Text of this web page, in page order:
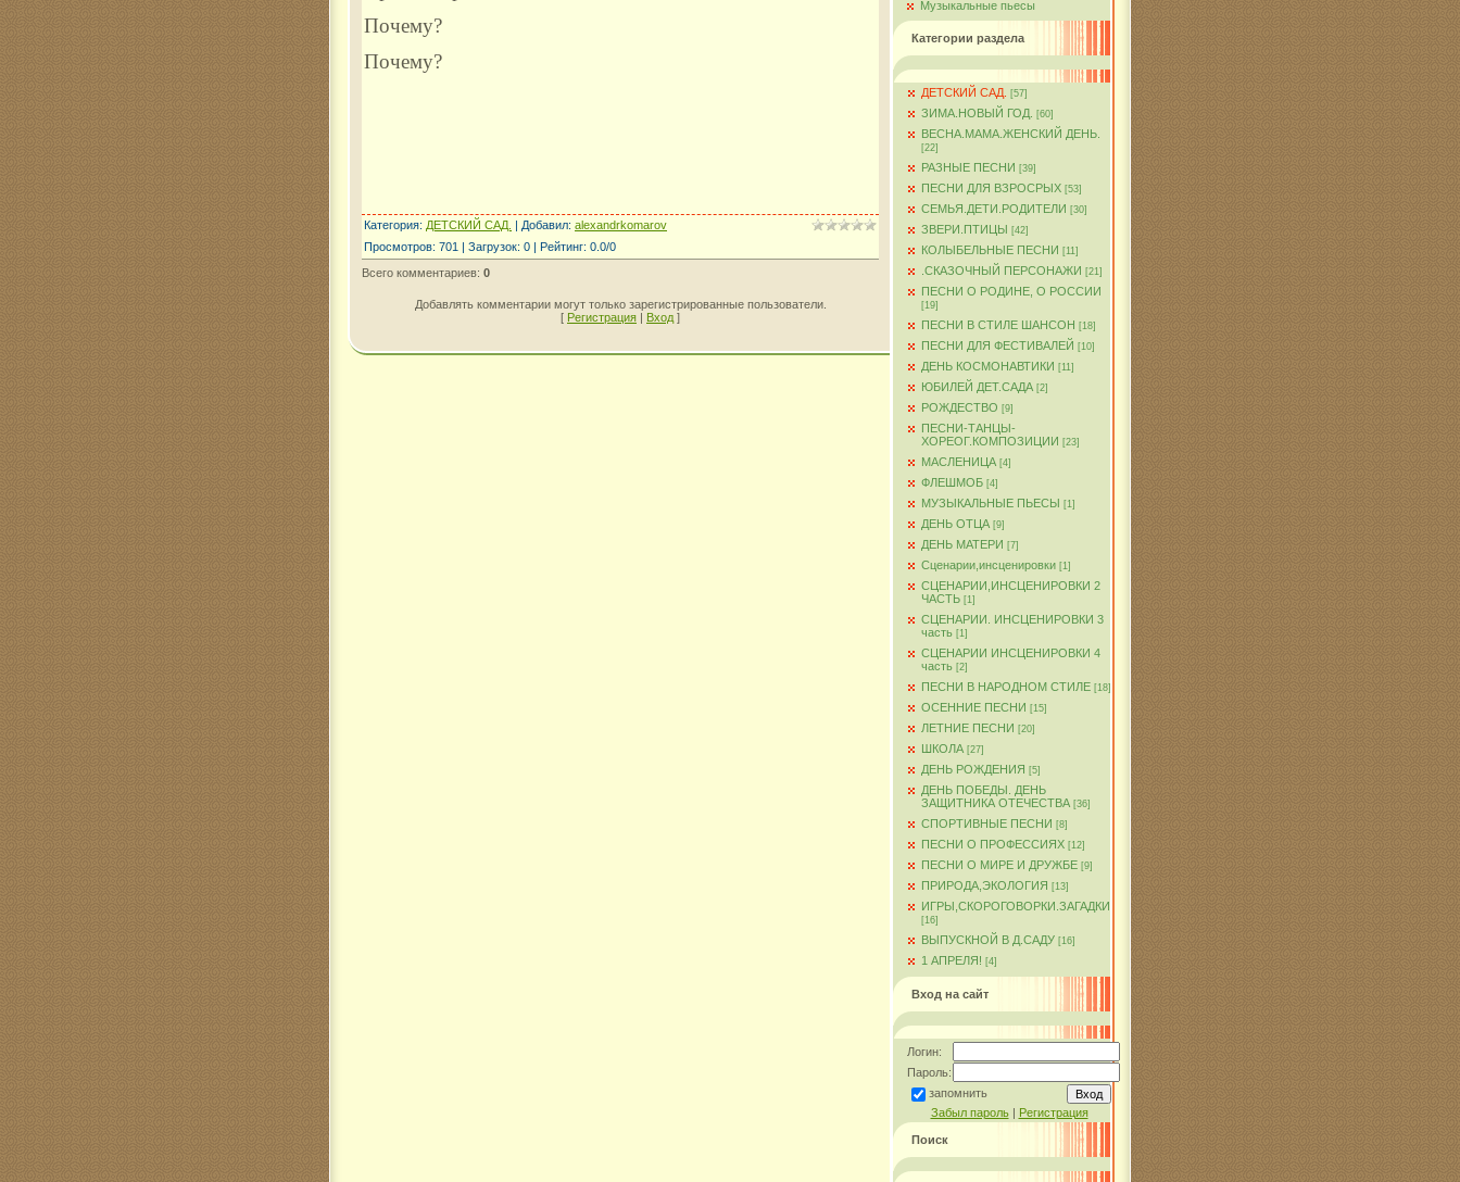
Почему?
Почему?
Категория: ДЕТСКИЙ САД. | Добавил: alexandrkomarov
Просмотров: 701 | Загрузок: 0 | Рейтинг: 0.0/0
Всего комментариев: 0
Добавлять комментарии могут только зарегистрированные пользователи.
[ Регистрация | Вход ]
Музыкальные пьесы
Категории раздела
ДЕТСКИЙ САД. [57]
ЗИМА.НОВЫЙ ГОД. [60]
ВЕСНА.МАМА.ЖЕНСКИЙ ДЕНЬ.
[22]
РАЗНЫЕ ПЕСНИ [39]
ПЕСНИ ДЛЯ ВЗРОСРЫХ [53]
СЕМЬЯ.ДЕТИ.РОДИТЕЛИ [30]
ЗВЕРИ.ПТИЦЫ [42]
КОЛЫБЕЛЬНЫЕ ПЕСНИ [11]
.СКАЗОЧНЫЙ ПЕРСОНАЖИ [21]
ПЕСНИ О РОДИНЕ, О РОССИИ
[19]
ПЕСНИ В СТИЛЕ ШАНСОН [18]
ПЕСНИ ДЛЯ ФЕСТИВАЛЕЙ [10]
ДЕНЬ КОСМОНАВТИКИ [11]
ЮБИЛЕЙ ДЕТ.САДА [2]
РОЖДЕСТВО [9]
ПЕСНИ-ТАНЦЫ-
ХОРЕОГ.КОМПОЗИЦИИ [23]
МАСЛЕНИЦА [4]
ФЛЕШМОБ [4]
МУЗЫКАЛЬНЫЕ ПЬЕСЫ [1]
ДЕНЬ ОТЦА [9]
ДЕНЬ МАТЕРИ [7]
Сценарии,инсценировки [1]
СЦЕНАРИИ,ИНСЦЕНИРОВКИ 2
ЧАСТЬ [1]
СЦЕНАРИИ. ИНСЦЕНИРОВКИ 3
часть [1]
СЦЕНАРИИ ИНСЦЕНИРОВКИ 4
часть [2]
ПЕСНИ В НАРОДНОМ СТИЛЕ [18]
ОСЕННИЕ ПЕСНИ [15]
ЛЕТНИЕ ПЕСНИ [20]
ШКОЛА [27]
ДЕНЬ РОЖДЕНИЯ [5]
ДЕНЬ ПОБЕДЫ. ДЕНЬ
ЗАЩИТНИКА ОТЕЧЕСТВА [36]
СПОРТИВНЫЕ ПЕСНИ [8]
ПЕСНИ О ПРОФЕССИЯХ [12]
ПЕСНИ О МИРЕ И ДРУЖБЕ [9]
ПРИРОДА,ЭКОЛОГИЯ [13]
ИГРЫ,СКОРОГОВОРКИ.ЗАГАДКИ
[16]
ВЫПУСКНОЙ В Д.САДУ [16]
1 АПРЕЛЯ! [4]
Вход на сайт
Логин:
Пароль:
запомнить
Забыл пароль| Регистрация
Поиск